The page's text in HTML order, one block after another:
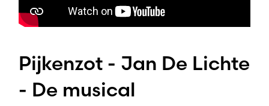
Pijkenzot - Jan De Lichte
- De musical